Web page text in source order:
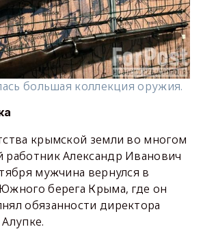
большая коллекция оружия.
крымской земли во многом
работник Александр Иванович
мужчина вернулся в
берега Крыма, где он
обязанности директора